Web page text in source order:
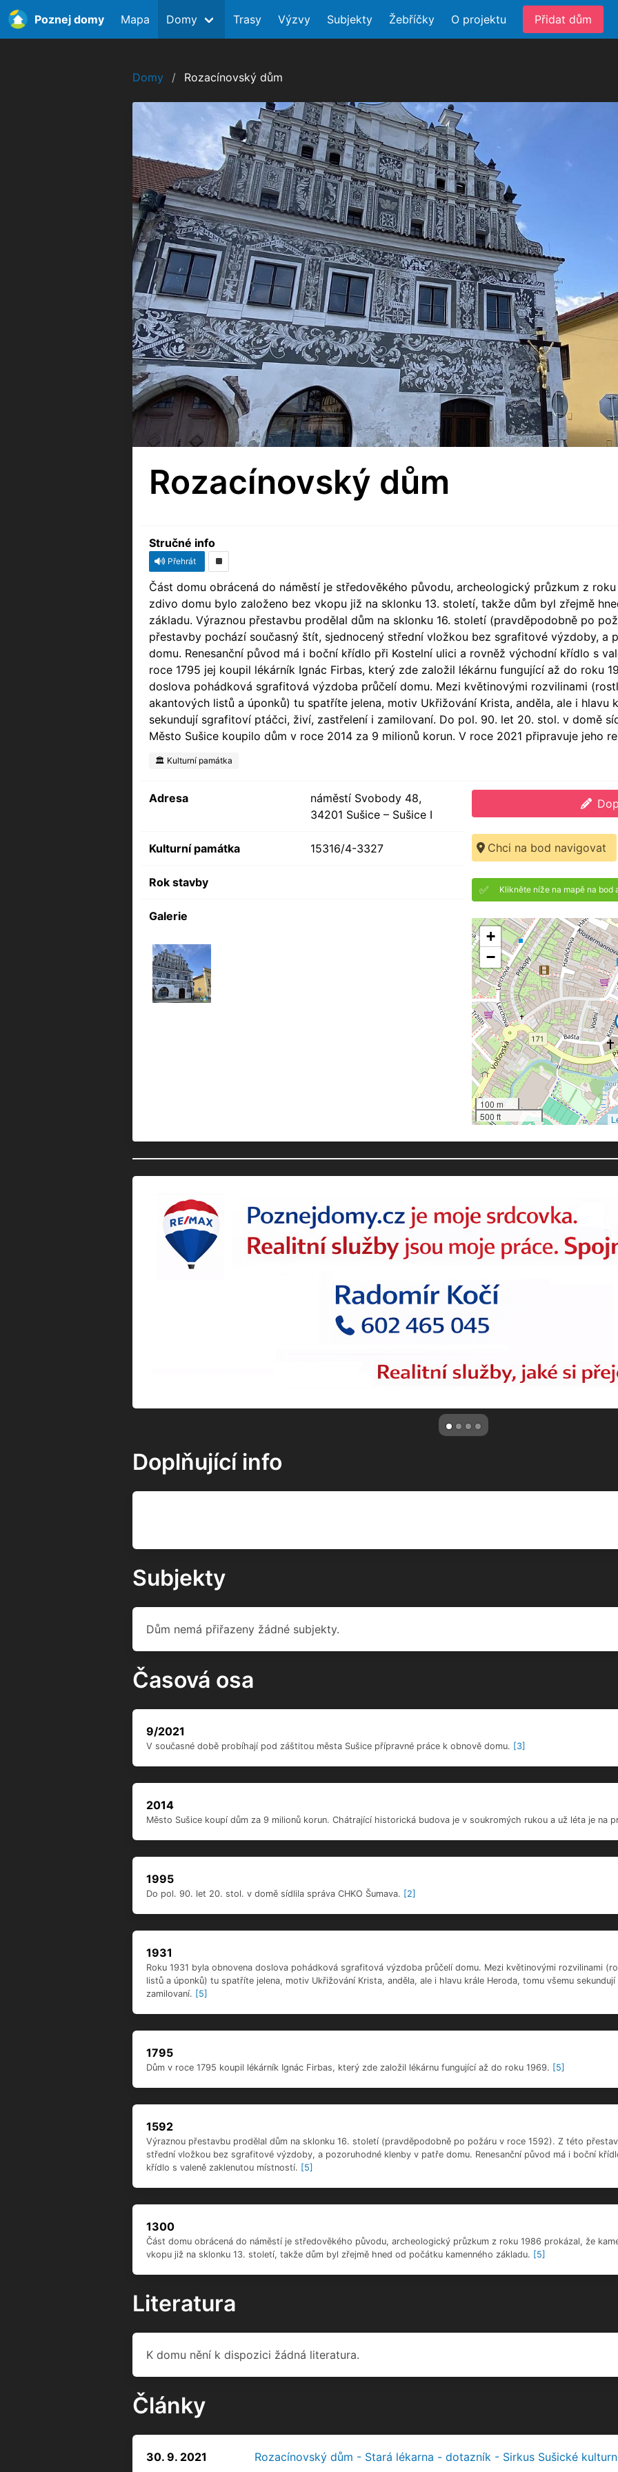
Poznej domy Mapa Domy Trasy Výzvy Subjekty Žebříčky O projektu Přidat dům
Domy Rozacínovský dům
Rozacínovský dům
Stručné info
Přehrát
Část domu obrácená do náměstí je středověkého původu, archeologický průzkum z
zdivo domu bylo založeno bez vkopu již na sklonku 13. století, takže dům byl zřejmě
základu. Výraznou přestavbu prodělal dům na sklonku 16. století (pravděpodobně po
přestavby pochází současný štít, sjednocený střední vložkou bez sgrafitové výzdoby, a
domu. Renesanční původ má i boční křídlo při Kostelní ulici a rovněž východní křídlo s
roce 1795 jej koupil lékárník Ignác Firbas, který zde založil lékárnu fungující až do roku
doslova pohádková sgrafitová výzdoba průčelí domu. Mezi květinovými rozvilinami
akantových listů a úponků) tu spatříte jelena, motiv Ukřižování Krista, anděla, ale i hlavu
sekundují sgrafitoví ptáčci, živí, zastřelení i zamilovaní. Do pol. 90. let 20. stol. v domě
Město Sušice koupilo dům v roce 2014 za 9 milionů korun. V roce 2021 připravuje jeho
🏛️ Kulturní památka
Adresa
náměstí Svobody 48,
34201 Sušice – Sušice I
Kulturní památka 15316/4-3327
Rok stavby
Galerie
Chci na bod navigovat
✅ Klikněte níže na mapě na bod
+
−
100 m
500 ft
Doplňující info
Časová osa
2014
Město Sušice koupí dům za 9 milionů korun. Chátrající historická budova je v soukromých rukou a už léta je na
Roku 1931 byla obnovena doslova pohádková sgrafitová výzdoba průčelí domu. Mezi květinovými rozvilinami
listů a úponků) tu spatříte jelena, motiv Ukřižování Krista, anděla, ale i hlavu krále Heroda, tomu všemu
1795
1592
1300
Literatura
K domu nění k dispozici žádná literatura.
Články
30. 9. 2021
11. 3. 2015
Stavbaweb.cz – Rozacínovský dům v Sušici
3. 5. 2014
archiweb.cz - Sušice koupí velmi cenný renesanční dům na náměstí
28. 4. 2014
Externí galerie
Dům nemá k dispozici žádné externí galerie.